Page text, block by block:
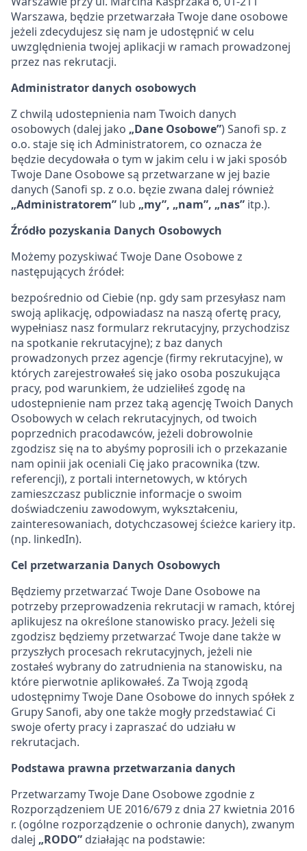
Warszawa, będzie przetwarzała Twoje dane osobowe
jeżeli zdecydujesz się nam je udostępnić w celu
uwzględnienia twojej aplikacji w ramach prowadzonej
przez nas rekrutacji.
Administrator danych osobowych
Z chwilą udostepnienia nam Twoich danych
osobowych (dalej jako „Dane Osobowe”) Sanofi sp. z
o.o. staje się ich Administratorem, co oznacza że
będzie decydowała o tym w jakim celu i w jaki sposób
Twoje Dane Osobowe są przetwarzane w jej bazie
danych (Sanofi sp. z o.o. bęzie zwana dalej również
„Administratorem” lub „my”, „nam”, „nas” itp.).
Źródło pozyskania Danych Osobowych
Możemy pozyskiwać Twoje Dane Osobowe z
następujących źródeł:
bezpośrednio od Ciebie (np. gdy sam przesyłasz nam
swoją aplikację, odpowiadasz na naszą ofertę pracy,
wypełniasz nasz formularz rekrutacyjny, przychodzisz
na spotkanie rekrutacyjne); z baz danych
prowadzonych przez agencje (firmy rekrutacyjne), w
których zarejestrowałeś się jako osoba poszukująca
pracy, pod warunkiem, że udzieliłeś zgodę na
udostepnienie nam przez taką agencję Twoich Danych
Osobowych w celach rekrutacyjnych, od twoich
poprzednich pracodawców, jeżeli dobrowolnie
zgodzisz się na to abyśmy poprosili ich o przekazanie
nam opinii jak oceniali Cię jako pracownika (tzw.
referencji), z portali internetowych, w których
zamieszczasz publicznie informacje o swoim
doświadczeniu zawodowym, wykształceniu,
zainteresowaniach, dotychczasowej ścieżce kariery itp.
(np. linkedIn).
Cel przetwarzania Danych Osobowych
Będziemy przetwarzać Twoje Dane Osobowe na
potrzeby przeprowadzenia rekrutacji w ramach, której
aplikujesz na określone stanowisko pracy. Jeżeli się
zgodzisz będziemy przetwarzać Twoje dane także w
przyszłych procesach rekrutacyjnych, jeżeli nie
zostałeś wybrany do zatrudnienia na stanowisku, na
które pierwotnie aplikowałeś. Za Twoją zgodą
udostępnimy Twoje Dane Osobowe do innych spółek z
Grupy Sanofi, aby one także mogły przedstawiać Ci
swoje oferty pracy i zapraszać do udziału w
rekrutacjach.
Podstawa prawna przetwarzania danych
Przetwarzamy Twoje Dane Osobowe zgodnie z
Rozporządzeniem UE 2016/679 z dnia 27 kwietnia 2016
r. (ogólne rozporządzenie o ochronie danych), zwanym
dalej „RODO” działając na podstawie: